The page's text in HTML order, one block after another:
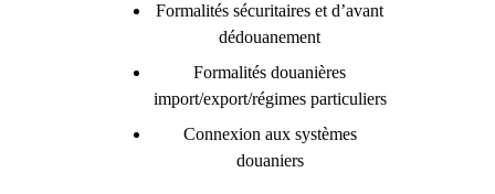
Formalités sécuritaires et d’avant
dédouanement
Formalités douanières
import/export/régimes particuliers
Connexion aux systèmes
douaniers